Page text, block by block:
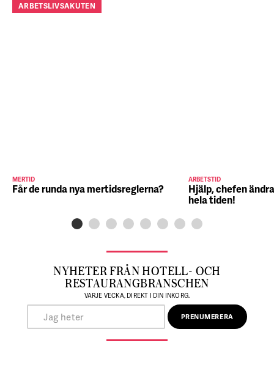
ARBETSLIVSAKUTEN
MERTID
Får de runda nya mertidsreglerna?
ARBETSTID
Hjälp, chefen
hela tiden!
NYHETER FRÅN HOTELL- OCH
RESTAURANGBRANSCHEN
VARJE VECKA, DIREKT I DIN INKORG.